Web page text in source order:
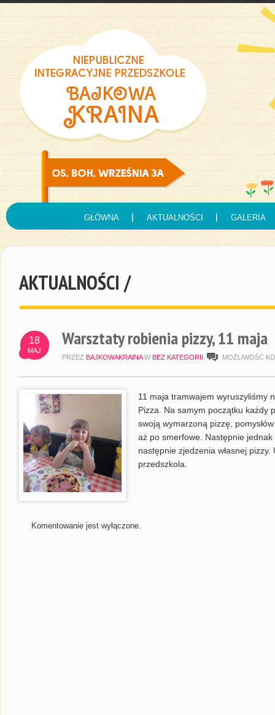
GŁÓWNA AKTUALNOŚCI GALERIA
AKTUALNOŚCI /
18
MAJ
Warsztaty robienia pizzy, 11 maja
PRZEZ BAJKOWAKRAINA W BEZ KATEGORII MOŻLIWOŚĆ
11 maja tramwajem wyruszyliśmy
Pizza. Na samym początku każdy
swoją wymarzoną pizzę,
aż po smerfowe. Następnie
następnie zjedzenia własnej
przedszkola.
Komentowanie jest wyłączone.